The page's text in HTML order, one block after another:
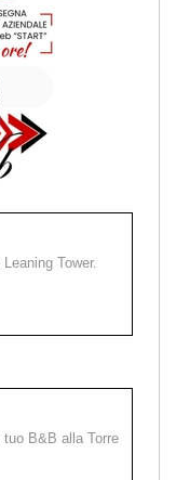
Tower.
tuo B&B alla Torre